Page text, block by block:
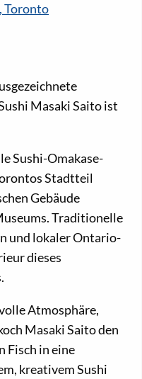
Toronto
Masaki Saito ist
Sushi-Omakase-
Stadtteil
Gebäude
Traditionelle
und lokaler Ontario-
dieses
Atmosphäre,
Masaki Saito den
Fisch in eine
kreativem Sushi